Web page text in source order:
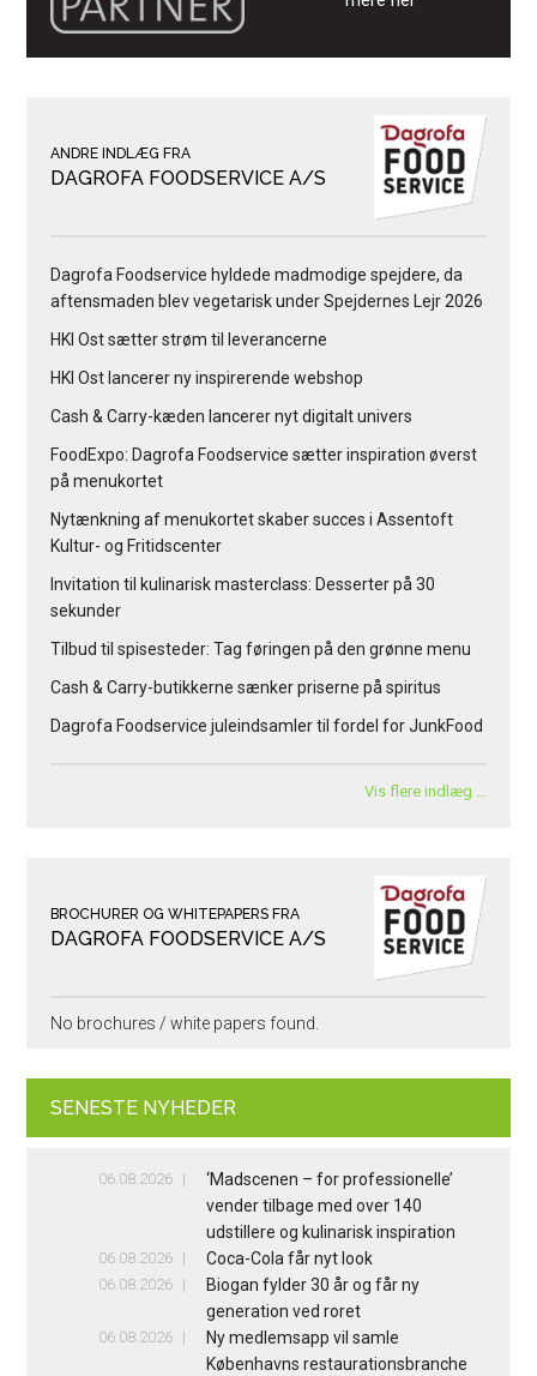
ANDRE INDLÆG FRA
DAGROFA FOODSERVICE A/S
Dagrofa Foodservice hyldede madmodige spejdere, da
aftensmaden blev vegetarisk under Spejdernes Lejr 2026
HKI Ost sætter strøm til leverancerne
HKI Ost lancerer ny inspirerende webshop
Cash & Carry-kæden lancerer nyt digitalt univers
FoodExpo: Dagrofa Foodservice sætter inspiration øverst
på menukortet
Nytænkning af menukortet skaber succes i Assentoft
Kultur- og Fritidscenter
Invitation til kulinarisk masterclass: Desserter på 30
sekunder
Tilbud til spisesteder: Tag føringen på den grønne menu
Cash & Carry-butikkerne sænker priserne på spiritus
Dagrofa Foodservice juleindsamler til fordel for JunkFood
Vis flere indlæg …
BROCHURER OG WHITEPAPERS FRA
DAGROFA FOODSERVICE A/S
No brochures / white papers found.
SENESTE NYHEDER
06.08.2026
‘Madscenen – for professionelle’
vender tilbage med over 140
udstillere og kulinarisk inspiration
06.08.2026 Coca-Cola får nyt look
06.08.2026
Biogan fylder 30 år og får ny
generation ved roret
06.08.2026
Ny medlemsapp vil samle
Københavns restaurationsbranche